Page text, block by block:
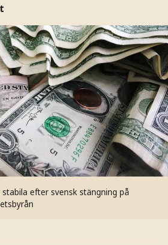
efter svensk stängning på